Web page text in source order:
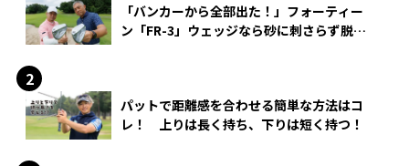
「バンカーから全部出た！」フォーティー
ン「FR-3」ウェッジなら砂に刺さらず脱出
パットで距離感を合わせる簡単な方法はコ
レ！ 上りは長く持ち、下りは短く持つ！